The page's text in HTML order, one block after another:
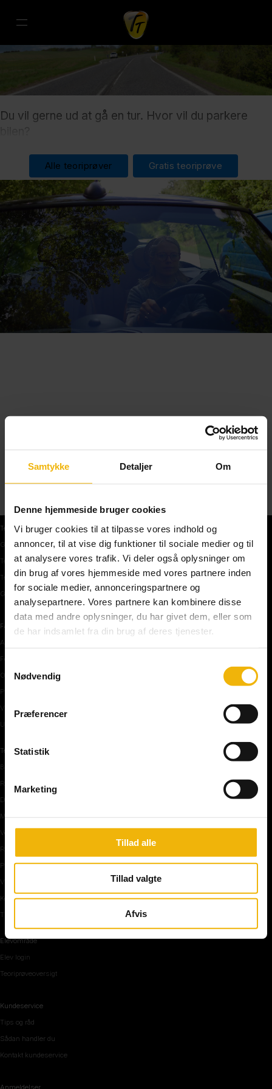
Samtykke Detaljer Om
Denne hjemmeside bruger cookies
Vi bruger cookies til at tilpasse vores indhold og
annoncer, til at vise dig funktioner til sociale medier og til
at analysere vores trafik. Vi deler også oplysninger om
din brug af vores hjemmeside med vores partnere inden
for sociale medier, annonceringspartnere og
analysepartnere. Vores partnere kan kombinere disse
data med andre oplysninger, du har givet dem, eller som
de har indsamlet fra din brug af deres tjenester.
Nødvendig
Præferencer
Statistik
Marketing
Tillad alle
Tillad valgte
Afvis
Du vil gerne ud at gå en tur. Hvor vil du parkere
Alle teoriprøver Gratis teoriprøve
Teoriprøver
Gratis teoriprøve
Teoriprøver oversigt
Teoriprøver – pakker/priser
Generhvervelse af kørekort
Færdselstavler
Advarselstavler
Forbudstavler
Oplysningstavler
Påbudstavler
Vigepligtstavler
Undertavler
Teoriundervisning
Bilens teknik
Risikoforhold
De første manøvre på vej
Manøvre på vej
Vejkryds
Rundkørsel og motorvej
Parkering, mørke og tunnel
Vi mennesker
Køreteknik
Tips og råd inden teoriprøven
Elevområde
Elev login
Teoriprøveoversigt
Kundeservice
Tips og råd
Sådan handler du
Kontakt kundeservice
Anmeldelser